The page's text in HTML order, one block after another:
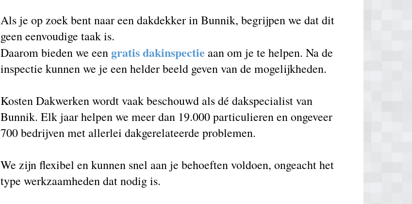
Als je op zoek bent naar een dakdekker in Bunnik, begrijpen we dat dit
geen eenvoudige taak is.
Daarom bieden we een gratis dakinspectie aan om je te helpen. Na de
inspectie kunnen we je een helder beeld geven van de mogelijkheden.
Kosten Dakwerken wordt vaak beschouwd als dé dakspecialist van
Bunnik. Elk jaar helpen we meer dan 19.000 particulieren en ongeveer
700 bedrijven met allerlei dakgerelateerde problemen.
We zijn flexibel en kunnen snel aan je behoeften voldoen, ongeacht het
type werkzaamheden dat nodig is.